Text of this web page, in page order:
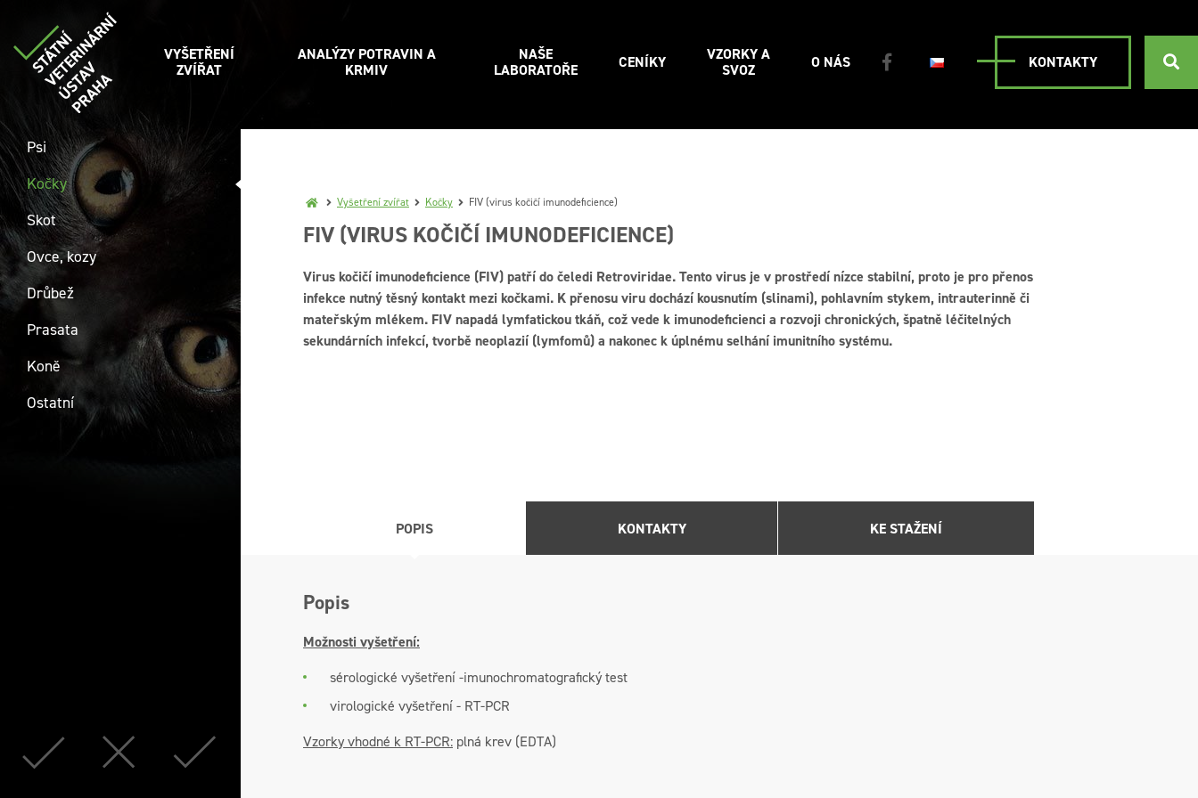
VYŠETŘENÍ
ZVÍŘAT
ANALÝZY POTRAVIN A
KRMIV
NAŠE
LABORATOŘE
CENÍKY
VZORKY A
SVOZ
O NÁS KONTAKTY
Vyšetření zvířat Kočky FIV (virus kočičí imunodeficience)
FIV (VIRUS KOČIČÍ IMUNODEFICIENCE)
Virus kočičí imunodeficience (FIV) patří do čeledi Retroviridae. Tento virus je v prostředí nízce stabilní, proto je pro přenos
infekce nutný těsný kontakt mezi kočkami. K přenosu viru dochází kousnutím (slinami), pohlavním stykem, intrauterinně či
mateřským mlékem. FIV napadá lymfatickou tkáň, což vede k imunodeficienci a rozvoji chronických, špatně léčitelných
sekundárních infekcí, tvorbě neoplazií (lymfomů) a nakonec k úplnému selhání imunitního systému.
POPIS KONTAKTY KE STAŽENÍ
Popis
Možnosti vyšetření:
sérologické vyšetření -imunochromatografický test
virologické vyšetření - RT-PCR
Vzorky vhodné k RT-PCR: plná krev (EDTA)
Psi
Kočky
Skot
Ovce, kozy
Drůbež
Prasata
Koně
Ostatní